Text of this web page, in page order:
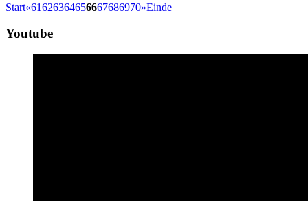
Start«61626364656667686970»Einde
Youtube